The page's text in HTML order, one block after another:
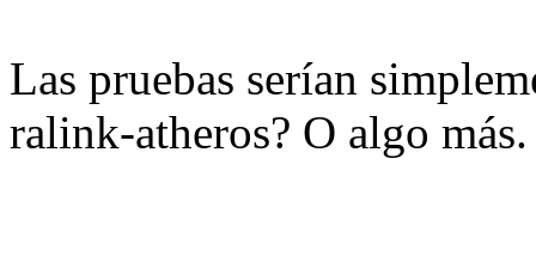
Las pruebas serían
ralink-atheros? O algo más.